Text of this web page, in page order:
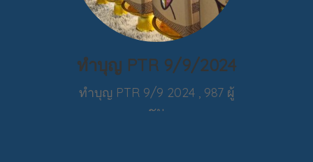
ทำบุญ PTR 9/9/2024
ทำบุญ PTR 9/9 2024, 987 ผู้
ชม